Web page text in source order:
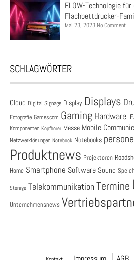
FLOW-Technologie
Flachbettdrucker-
Mai 23, 2023 No Comment
SCHLAGWÖRTER
Cloud Digital Signage Display Displays
Fotografie Gamescom Gaming Hardware
Komponenten Kopfhörer Messe Mobile
Netzwerklösungen Notebook Notebooks
Produktnews Projektoren
Home Smartphone Software Sound
Storage Telekommunikation Termine
Unternehmensnews